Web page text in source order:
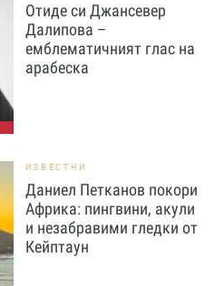
Отиде си Джансевер
Далипова –
емблематичният глас на
арабеска
ИЗВЕСТНИ
Даниел Петканов покори
Африка: пингвини, акули
и незабравими гледки от
Кейптаун